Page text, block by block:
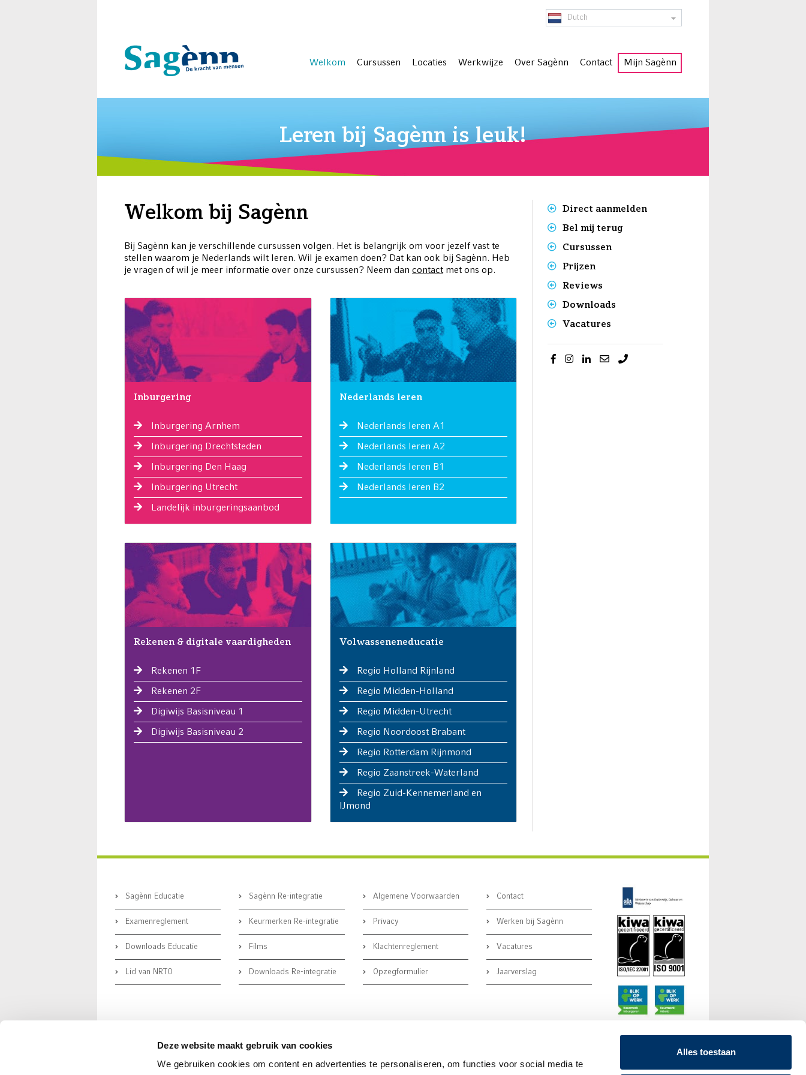
Deze website maakt gebruik van cookies
We gebruiken cookies om content en advertenties te personaliseren, om functies voor social media te
Alles toestaan
Dutch
Welkom Cursussen Locaties Werkwijze Over Sagènn Contact Mijn Sagènn
Leren bij Sagènn is leuk!
Welkom bij Sagènn
Bij Sagènn kan je verschillende cursussen volgen. Het is belangrijk om voor jezelf vast te
stellen waarom je Nederlands wilt leren. Wil je examen doen? Dat kan ook bij Sagènn. Heb
je vragen of wil je meer informatie over onze cursussen? Neem dan contact met ons op.
Inburgering
Inburgering Arnhem
Inburgering Drechtsteden
Inburgering Den Haag
Inburgering Utrecht
Landelijk inburgeringsaanbod
Nederlands leren
Nederlands leren A1
Nederlands leren A2
Nederlands leren B1
Nederlands leren B2
Rekenen & digitale vaardigheden
Rekenen 1F
Rekenen 2F
Digiwijs Basisniveau 1
Digiwijs Basisniveau 2
Volwasseneneducatie
Regio Holland Rijnland
Regio Midden-Holland
Regio Midden-Utrecht
Regio Noordoost Brabant
Regio Rotterdam Rijnmond
Regio Zaanstreek-Waterland
Regio Zuid-Kennemerland en
IJmond
Direct aanmelden
Bel mij terug
Cursussen
Prijzen
Reviews
Downloads
Vacatures
Sagènn Educatie
Examenreglement
Downloads Educatie
Lid van NRTO
Sagènn Re-integratie
Keurmerken Re-integratie
Films
Downloads Re-integratie
Algemene Voorwaarden
Privacy
Klachtenreglement
Opzegformulier
Contact
Werken bij Sagènn
Vacatures
Jaarverslag